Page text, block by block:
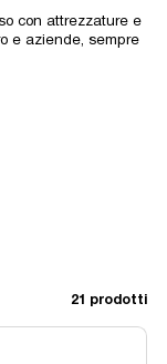
con attrezzature e
e aziende, sempre
21 prodotti